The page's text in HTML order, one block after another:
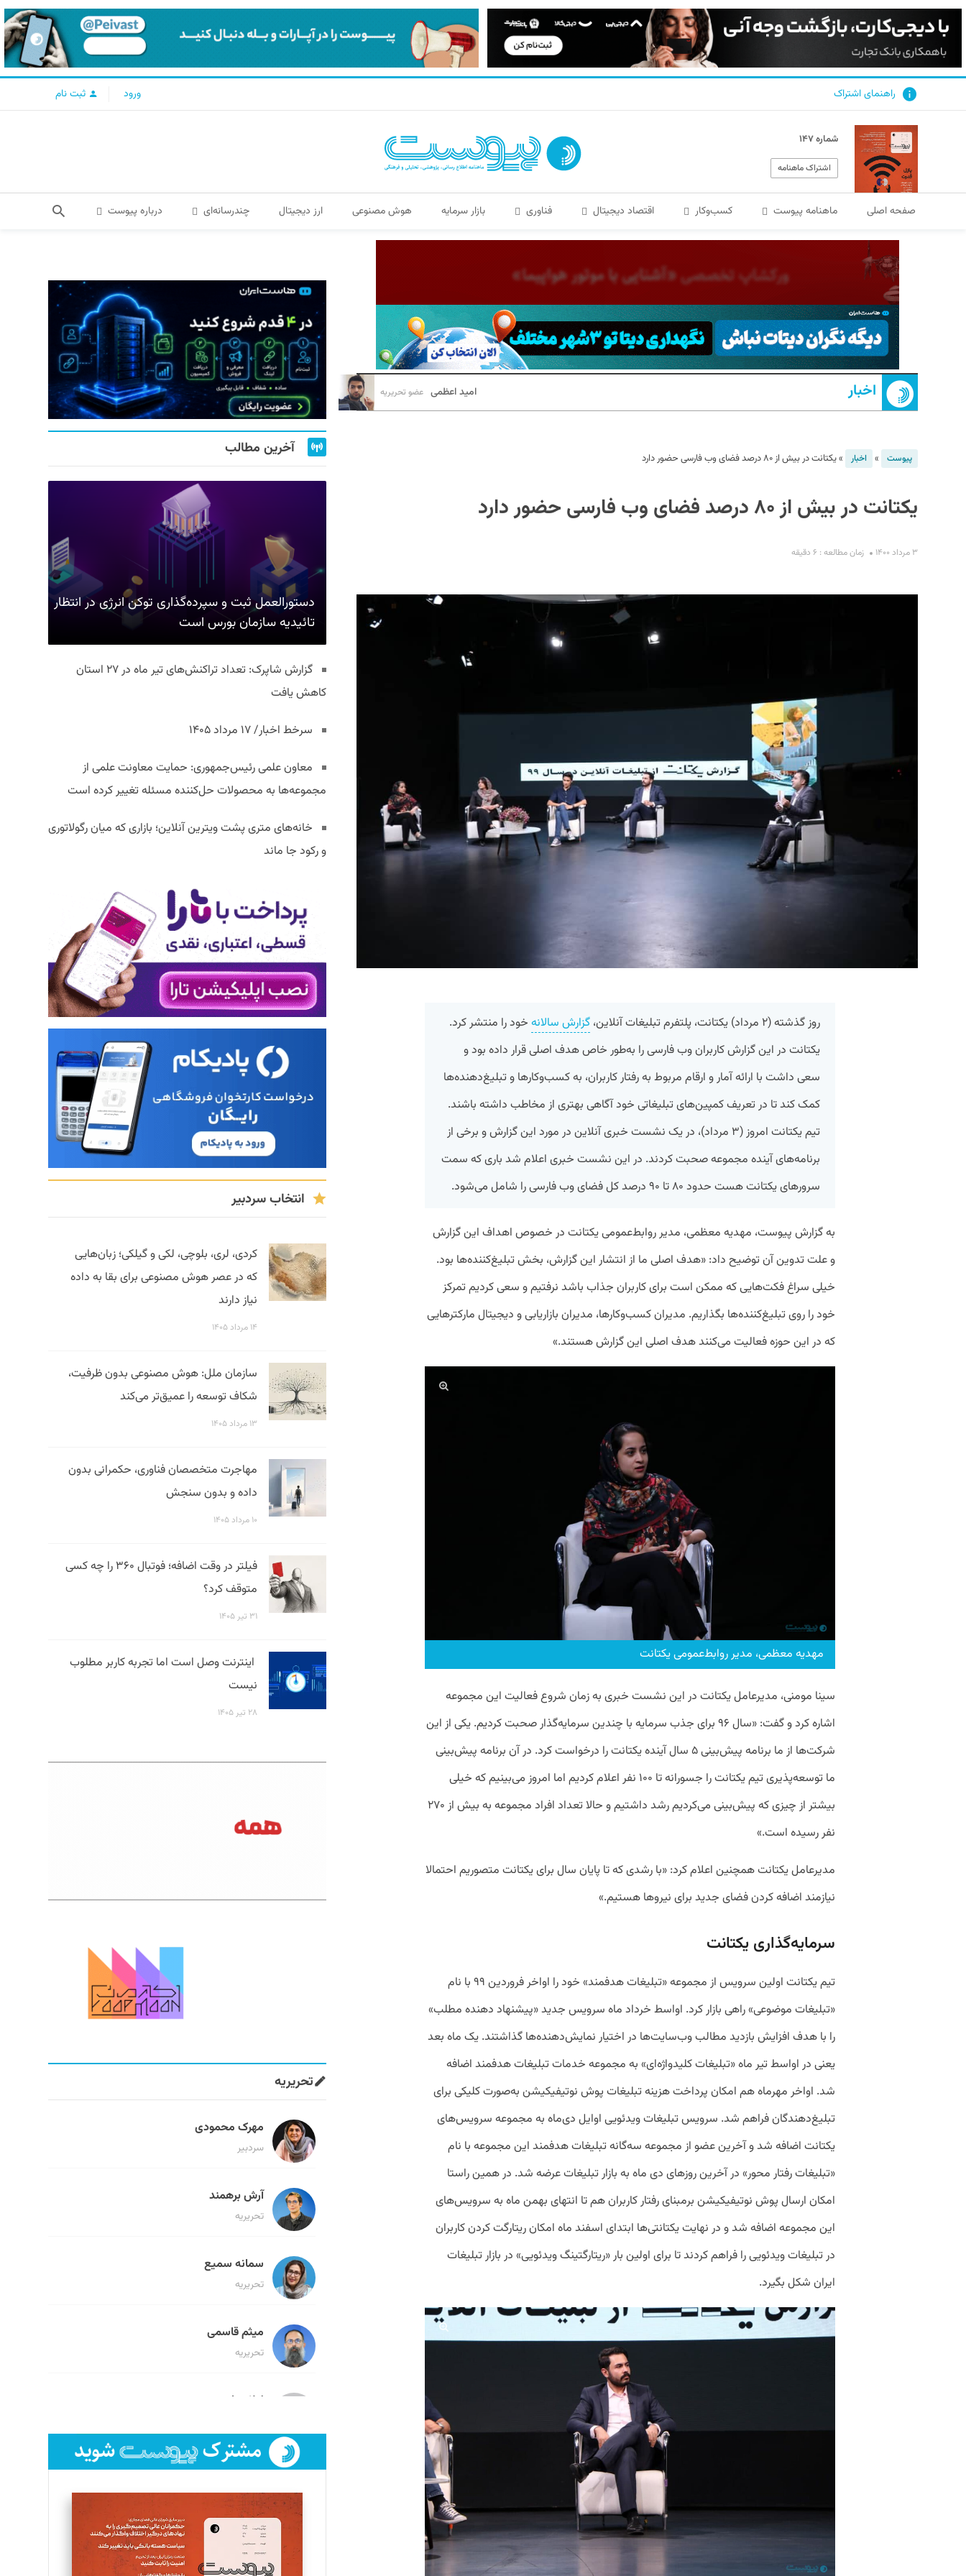
راهنمای اشتراک ورود ثبت نام
شماره ۱۴۷
اشتراک ماهنامه
صفحه اصلی ماهنامه پیوست کسب‌و‌کار اقتصاد دیجیتال فناوری بازار سرمایه هوش مصنوعی ارز دیجیتال چندرسانه‌ای درباره پیوست
اخبار امید اعظمی عضو تحریریه
پیوست » اخبار »یکتانت در بیش از ۸۰ درصد فضای وب فارسی حضور دارد
یکتانت در بیش از ۸۰ درصد فضای وب فارسی حضور دارد
۳ مرداد ۱۴۰۰ زمان مطالعه : ۶ دقیقه
روز گذشته (۲ مرداد) یکتانت، پلتفرم تبلیغات آنلاین، گزارش سالانه خود را منتشر کرد.
یکتانت در این گزارش کاربران وب فارسی را به‌طور خاص هدف اصلی قرار داده‌ بود و
سعی داشت با ارائه آمار و ارقام مربوط به رفتار کاربران، به کسب‌وکار‌ها و تبلیغ‌دهنده‌ها
کمک کند تا در تعریف کمپین‌های تبلیغاتی خود آگاهی بهتری از مخاطب داشته باشند.
تیم یکتانت امروز (۳ مرداد)، در یک نشست خبری آنلاین در مورد این گزارش و برخی از
برنامه‌های آینده مجموعه صحبت کردند. در این نشست خبری اعلام شد باری که سمت
سرور‌های یکتانت هست حدود ۸۰ تا ۹۰ درصد کل فضای وب فارسی را شامل می‌شود.
به گزارش پیوست، مهدیه معظمی، مدیر روابط‌عمومی یکتانت در خصوص اهداف این گزارش
و علت تدوین آن توضیح داد: «هدف اصلی ما از انتشار این گزارش، بخش تبلیغ‌کننده‌ها بود.
خیلی سراغ فکت‌هایی که ممکن است برای کاربران جذاب باشد نرفتیم و سعی کردیم تمرکز
خود را روی تبلیغ‌کننده‌ها بگذاریم. مدیران کسب‌وکار‌ها، مدیران بازاریابی و دیجیتال مارکتر‌هایی
که در این حوزه فعالیت می‌کنند هدف اصلی این گزارش هستند.»
مهدیه معظمی، مدیر روابط‌عمومی یکتانت
سینا مومنی، مدیرعامل یکتانت در این نشست خبری به زمان شروع فعالیت این مجموعه
اشاره کرد و گفت:‌ «سال ۹۶ برای جذب سرمایه با چندین سرمایه‌گذار صحبت کردیم. یکی از این
شرکت‌ها از ما برنامه پیش‌بینی ۵ سال آینده یکتانت را درخواست کرد. در آن برنامه پیش‌بینی
ما توسعه‌پذیری تیم یکتانت را جسورانه تا ۱۰۰ نفر اعلام کردیم اما امروز می‌بینیم که خیلی
بیشتر از چیزی که پیش‌بینی می‌کردیم رشد داشتیم و حالا تعداد افراد مجموعه به بیش از ۲۷۰
نفر رسیده است.»
مدیرعامل یکتانت همچنین اعلام کرد: «با رشدی که تا پایان سال برای یکتانت متصوریم احتمالا
نیازمند اضافه کردن فضای جدید برای نیروها هستیم.»
سرمایه‌گذاری یکتانت
تیم یکتانت اولین سرویس از مجموعه «تبلیغات هدفمند» خود را اواخر فروردین ۹۹ با نام
«تبلیغات موضوعی» راهی بازار کرد. اواسط خرداد ماه سرویس جدید «پیشنهاد دهنده مطلب»
را با هدف افزایش بازدید مطالب وب‌سایت‌ها در اختیار نمایش‌دهنده‌ها گذاشتند. یک ماه بعد
یعنی در اواسط تیر ماه «تبلیغات کلیدواژه‌ای» به مجموعه خدمات تبلیغات هدفمند اضافه
شد. اواخر مهرماه هم امکان پرداخت هزینه تبلیغات پوش نوتیفیکیشن به‌صورت کلیکی برای
تبلیغ‌دهندگان فراهم شد. سرویس تبلیغات ویدئویی اوایل دی‌ماه به مجموعه سرویس‌های
یکتانت اضافه شد و آخرین عضو از مجموعه سه‌گانه تبلیغات هدفمند این مجموعه با نام
«تبلیغات رفتار محور» در آخرین روزهای دی ماه به بازار تبلیغات عرضه شد. در همین راستا
امکان ارسال پوش نوتیفیکیشن برمبنای رفتار کاربران هم تا انتهای بهمن ماه به سرویس‌های
این مجموعه اضافه شد و در نهایت یکتانتی‌ها ابتدای اسفند ماه امکان ریتارگت کردن کاربران
در تبلیغات ویدئویی را فراهم کردند تا برای اولین بار «ریتارگتینگ ویدئویی» در بازار تبلیغات
ایران شکل بگیرد.
آخرین مطالب
دستورالعمل ثبت و سپرده‌گذاری توکن انرژی در انتظار
تائیدیه سازمان بورس است
گزارش شاپرک: تعداد تراکنش‌های تیر ماه در ۲۷ استان‌
کاهش یافت
سرخط اخبار/ ۱۷ مرداد ۱۴۰۵
معاون علمی رئیس‌جمهوری: حمایت معاونت علمی از
مجموعه‌ها به محصولات حل‌کننده مسئله تغییر کرده است
خانه‌های متری پشت ویترین آنلاین؛ بازاری که میان رگولاتوری
و رکود جا ماند
انتخاب سردبیر
کردی، لری، بلوچی، لکی و گیلکی؛ زبان‌هایی
که در عصر هوش مصنوعی برای بقا به داده
نیاز دارند
۱۴ مرداد ۱۴۰۵
سازمان ملل: هوش مصنوعی بدون ظرفیت،
شکاف توسعه را عمیق‌تر می‌کند
۱۳ مرداد ۱۴۰۵
مهاجرت متخصصان فناوری، حکمرانی بدون
داده و بدون سنجش
۱۰ مرداد ۱۴۰۵
فیلتر در وقت اضافه؛ فوتبال ۳۶۰ را چه کسی
متوقف کرد؟
۳۱ تیر ۱۴۰۵
اینترنت وصل است اما تجربه کاربر مطلوب
نیست
۲۸ تیر ۱۴۰۵
تحریریه
مهرک محمودی
سردبیر
آرش برهمند
تحریریه
سمانه سمیع
تحریریه
میثم قاسمی
تحریریه
لیلا حنارود
فائزه فتحی رستمی
تحریریه
سروش کرمیان
تحریریه